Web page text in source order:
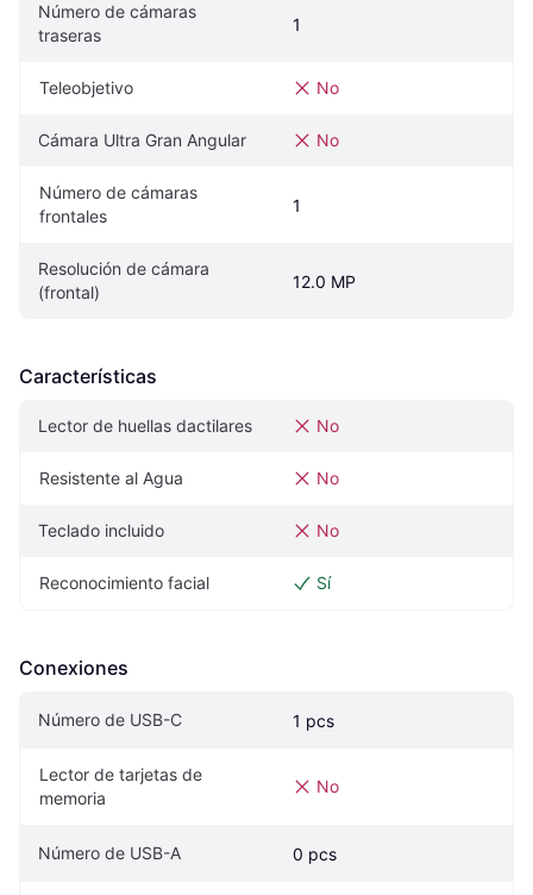
Número de cámaras
traseras
1
Teleobjetivo No
Cámara Ultra Gran Angular No
Número de cámaras
frontales
1
Resolución de cámara
(frontal)
12.0 MP
Características
Lector de huellas dactilares No
Resistente al Agua No
Teclado incluido No
Reconocimiento facial Sí
Conexiones
Número de USB-C 1 pcs
Lector de tarjetas de
memoria
No
Número de USB-A 0 pcs